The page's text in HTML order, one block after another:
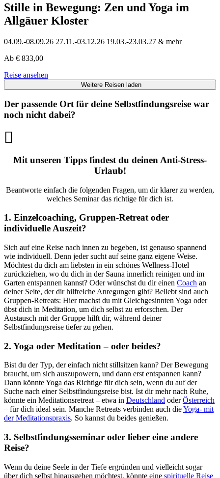
Stille in Bewegung: Zen und Yoga im
Allgäuer Kloster
04.09.-08.09.26 27.11.-03.12.26 19.03.-23.03.27 & mehr
Ab € 833,00
Reise ansehen
Weitere Reisen laden
Der passende Ort für deine Selbstfindungsreise war
noch nicht dabei?
Mit unseren Tipps findest du deinen Anti-Stress-
Urlaub!
Beantworte einfach die folgenden Fragen, um dir klarer zu werden,
welches Seminar das richtige für dich ist.
1. Einzelcoaching, Gruppen-Retreat oder
individuelle Auszeit?
Sich auf eine Reise nach innen zu begeben, ist genauso spannend
wie individuell. Denn jeder sucht auf seine ganz eigene Weise.
Möchtest du dich am liebsten in ein schönes Wellness-Hotel
zurückziehen, wo du dich in der Sauna innerlich reinigen und im
Garten entspannen kannst? Oder wünschst du dir einen Coach an
deiner Seite, der dir hilfreiche Anregungen gibt? Beliebt sind auch
Gruppen-Retreats: Hier machst du mit Gleichgesinnten Yoga oder
übst dich in Meditation, um dich selbst zu erforschen. Der
Austausch mit der Gruppe hilft dir, während deiner
Selbstfindungsreise tiefer zu gehen.
2. Yoga oder Meditation – oder beides?
Bist du der Typ, der einfach nicht stillsitzen kann? Der Bewegung
braucht, um sich auszupowern, und dann erst entspannen kann?
Dann könnte Yoga das Richtige für dich sein, wenn du auf der
Suche nach einer Selbstfindungsreise bist. Ist dir mehr nach Ruhe,
könnte ein Meditationsretreat – etwa in Deutschland oderÖsterreich
– für dich ideal sein. Manche Retreats verbinden auch dieYoga- mit
der Meditationspraxis. So kannst du beides genießen.
3. Selbstfindungsseminar oder lieber eine andere
Reise?
Wenn du deine Seele in der Tiefe ergründen und vielleicht sogar
über dich selbst hinausgehen möchtest, könnte eine spirituelle Reise